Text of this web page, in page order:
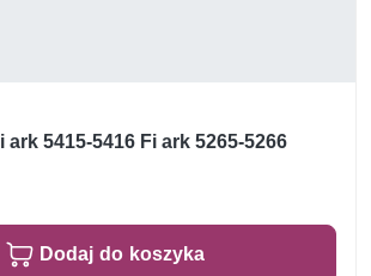
ark 5415-5416 Fi ark 5265-5266
Dodaj do koszyka